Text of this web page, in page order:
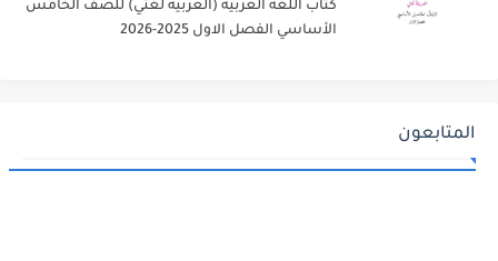
كتاب اللغة العربية (العربية لغتي) للصف الخامس
الأساسي الفصل الاول 2025-2026
المتابعون